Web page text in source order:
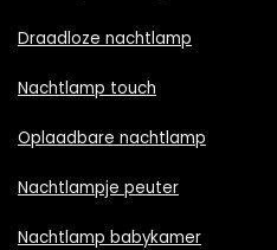
Draadloze nachtlamp
Nachtlamp touch
Oplaadbare nachtlamp
Nachtlampje peuter
Nachtlamp babykamer